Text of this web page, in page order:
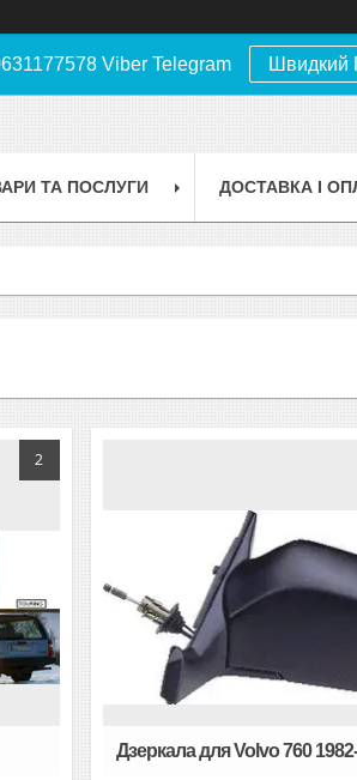
Viber Telegram Швидкий
ТА ПОСЛУГИ ДОСТАВКА І
2
Дзеркала для Volvo 760